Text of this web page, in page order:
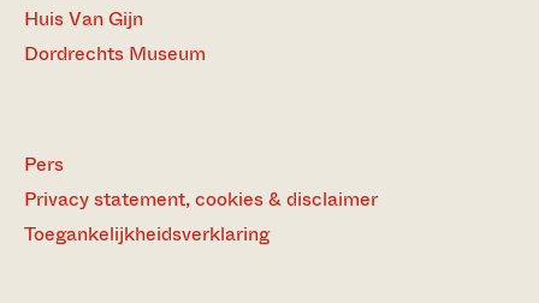
Huis Van Gijn
Dordrechts Museum
Pers
Privacy statement, cookies & disclaimer
Toegankelijkheidsverklaring